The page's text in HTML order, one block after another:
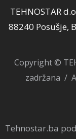
TEHNOSTAR
88240 Posušje,
Copyright ©
zadržana /
Tehnostar.ba